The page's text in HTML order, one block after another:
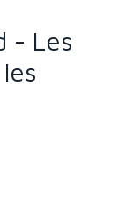
- Les